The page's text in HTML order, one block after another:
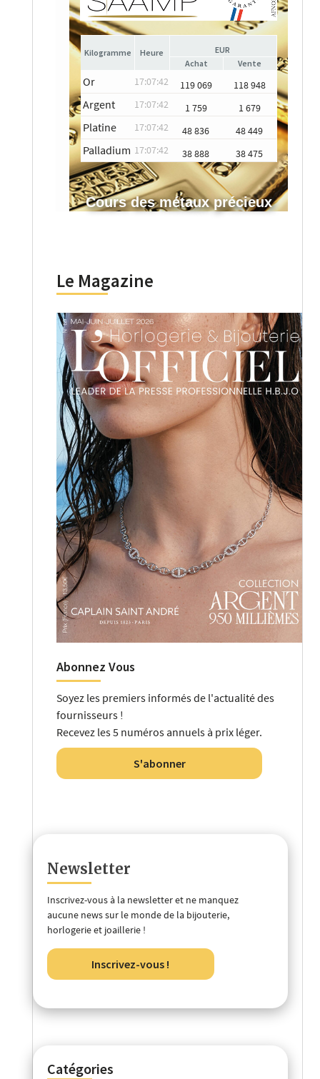
Heure
EUR
Achat
Vente
Or 17:07:42 119 069 118 948
Argent 17:07:42 1 759 1 679
Platine 17:07:42 48 836 48 449
Palladium 17:07:42 38 888 38 475
Cours des métaux précieux
Le Magazine
Abonnez Vous
Soyez les premiers informés de l'actualité des
fournisseurs !
Recevez les 5 numéros annuels à prix léger.
S'abonner
Newsletter
Inscrivez-vous à la newsletter et ne manquez
aucune news sur le monde de la bijouterie,
horlogerie et joaillerie !
Inscrivez-vous !
Catégories